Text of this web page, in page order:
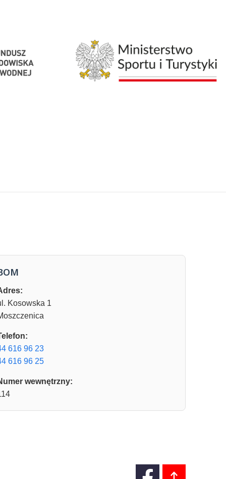
Kosowska 1
616 96 23
616 96 25
wewnętrzny: